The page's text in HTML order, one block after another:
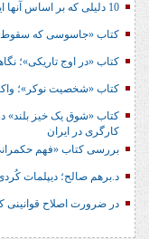
10 دلیلی که بر اساس آنها ایران پیروز جنگ با آمریکا/اسرائیل است!
کتاب «جاسوسی که سقوط
کتاب «در اوج تاریکی»؛
کتاب «شخصیت نوکر»؛
کارگری در ایران
بررسی کتاب «فهم
د.برهم صالح؛ دیپلمات
در ضرورت اصلاح قوانینی